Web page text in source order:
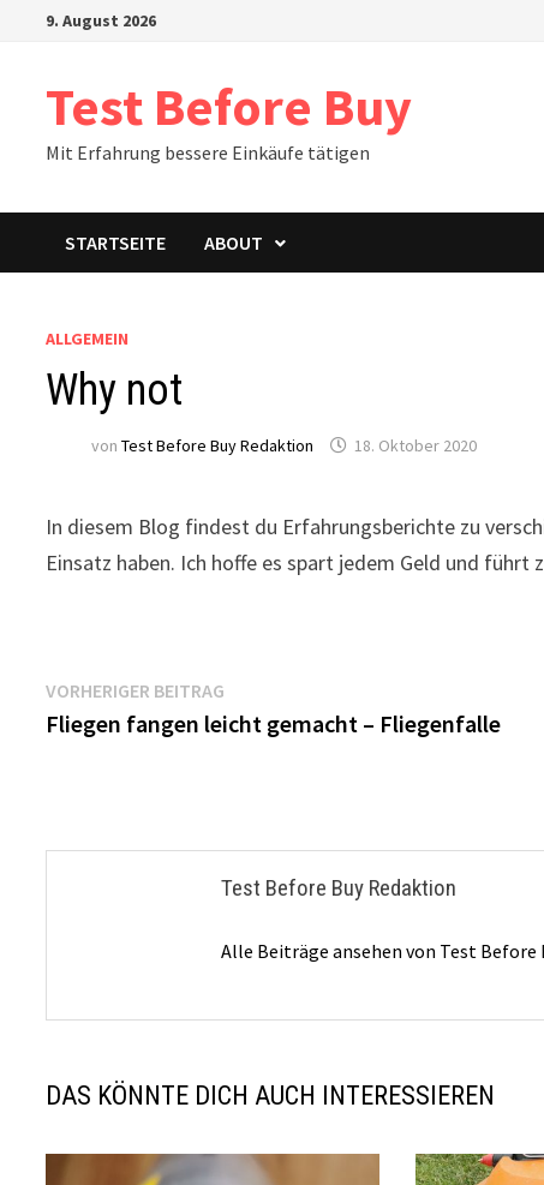
9. August 2026
Test Before Buy
Mit Erfahrung bessere Einkäufe tätigen
STARTSEITE ABOUT
ALLGEMEIN
Why not
vonTest Before Buy Redaktion 18. Oktober 2020
In diesem Blog findest du Erfahrungsberichte zu
Einsatz haben. Ich hoffe es spart jedem Geld und führt
Beitragsnavigation
VORHERIGER BEITRAG
Beitrag:
Fliegen fangen leicht gemacht – Fliegenfalle
Test Before Buy Redaktion
Alle Beiträge ansehen von Test
DAS KÖNNTE DICH AUCH INTERESSIEREN